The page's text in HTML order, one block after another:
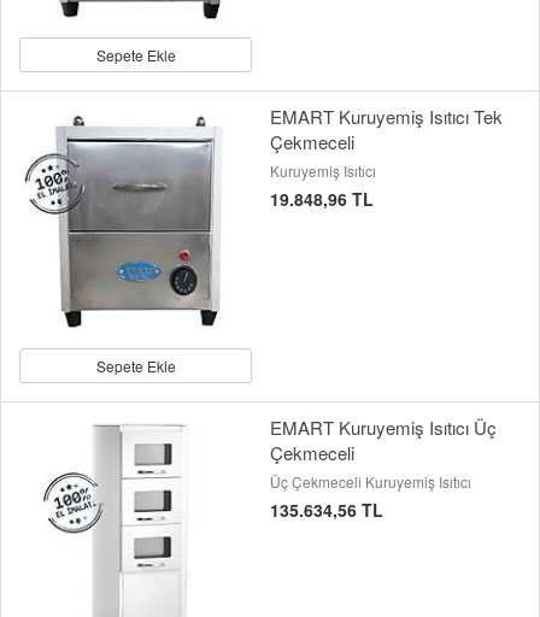
Sepete Ekle
Sepete Ekle
EMART Kuruyemiş Isıtıcı Tek
Çekmeceli
Kuruyemiş Isıtıcı
19.848,96 TL
EMART Kuruyemiş Isıtıcı Üç
Çekmeceli
Üç Çekmeceli Kuruyemiş Isıtıcı
135.634,56 TL